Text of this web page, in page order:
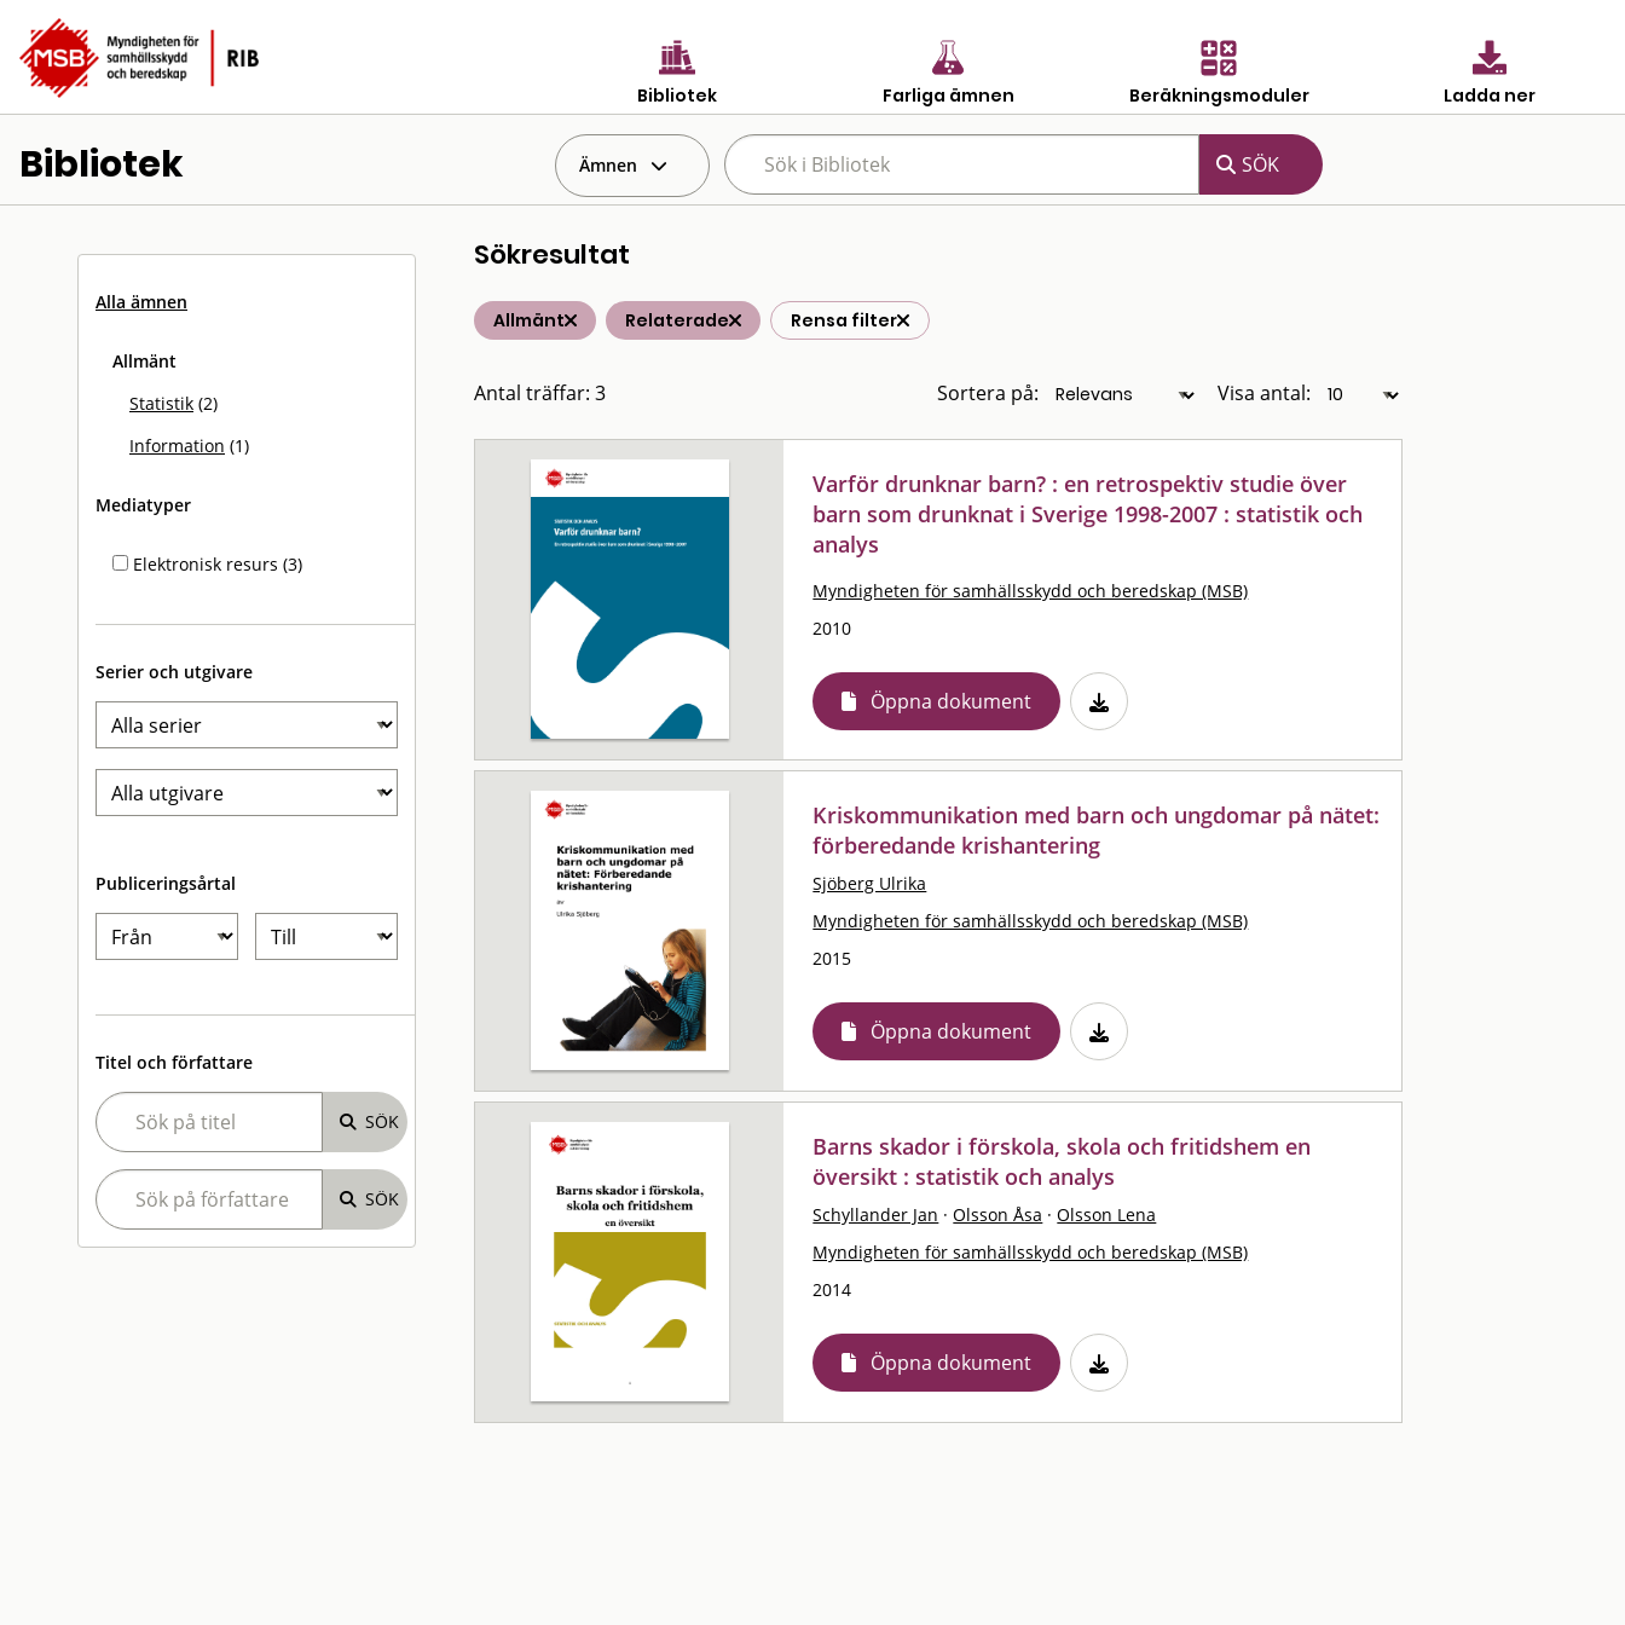
Bibliotek Farliga ämnen Beräkningsmoduler Ladda ner
Bibliotek Ämnen
Alla ämnen
Allmänt
Statistik (2)
Information (1)
Mediatyper
Elektronisk resurs (3)
Serier och utgivare
Publiceringsårtal
Titel och författare
Sökresultat
Allmänt Relaterade Rensa filter
Antal träffar: 3 Sortera på: Visa antal:
Varför drunknar barn? : en retrospektiv studie över
barn som drunknat i Sverige 1998-2007 : statistik och
analys
Myndigheten för samhällsskydd och beredskap (MSB)
2010
Öppna dokument
Kriskommunikation med barn och ungdomar på nätet:
förberedande krishantering
Sjöberg Ulrika
Myndigheten för samhällsskydd och beredskap (MSB)
2015
Öppna dokument
Barns skador i förskola, skola och fritidshem en
översikt : statistik och analys
Schyllander Jan · Olsson Åsa · Olsson Lena
Myndigheten för samhällsskydd och beredskap (MSB)
2014
Öppna dokument